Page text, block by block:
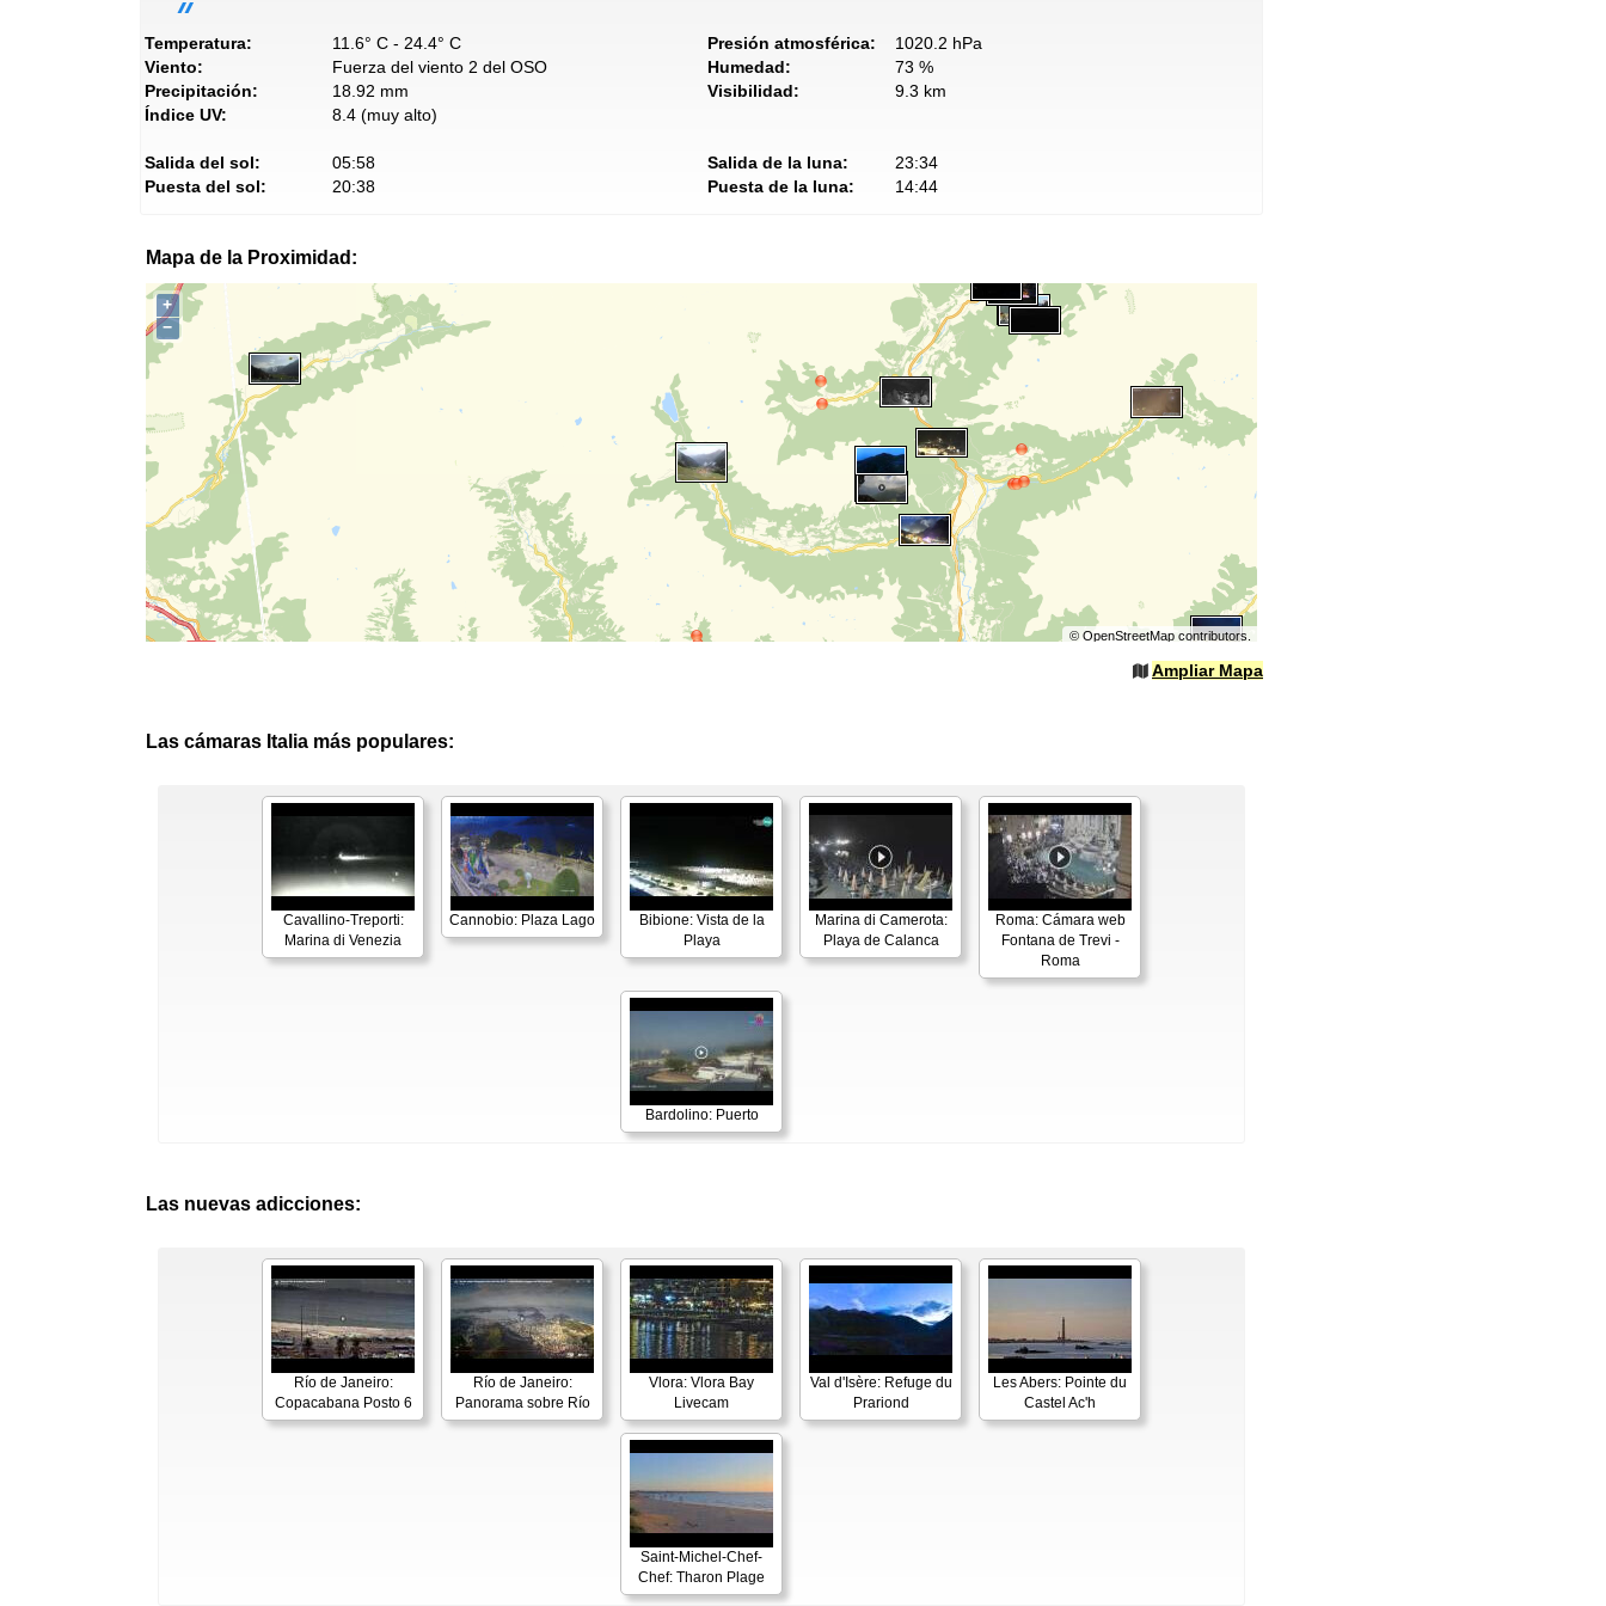
Temperatura:
11.6° C - 24.4° C
Viento:
Fuerza del viento 2 del OSO
Precipitación:
18.92 mm
Índice UV:
8.4 (muy alto)
Presión atmosférica:
1020.2 hPa
Humedad:
73 %
Visibilidad:
9.3 km
Salida del sol:
05:58
Puesta del sol:
20:38
Salida de la luna:
23:34
Puesta de la luna:
14:44
Mapa de la Proximidad:
+
−
© OpenStreetMapcontributors.
Ampliar Mapa
Las cámaras Italia más populares:
Cavallino-Treporti:
Marina di Venezia
Cannobio: Plaza Lago
Bibione: Vista de la
Playa
Marina di Camerota:
Playa de Calanca
Roma: Cámara web
Fontana de Trevi -
Roma
Bardolino: Puerto
Las nuevas adicciones:
Río de Janeiro:
Copacabana Posto 6
Río de Janeiro:
Panorama sobre Río
Vlora: Vlora Bay
Livecam
Val d'Isère: Refuge du
Prariond
Les Abers: Pointe du
Castel Ac'h
Saint-Michel-Chef-
Chef: Tharon Plage